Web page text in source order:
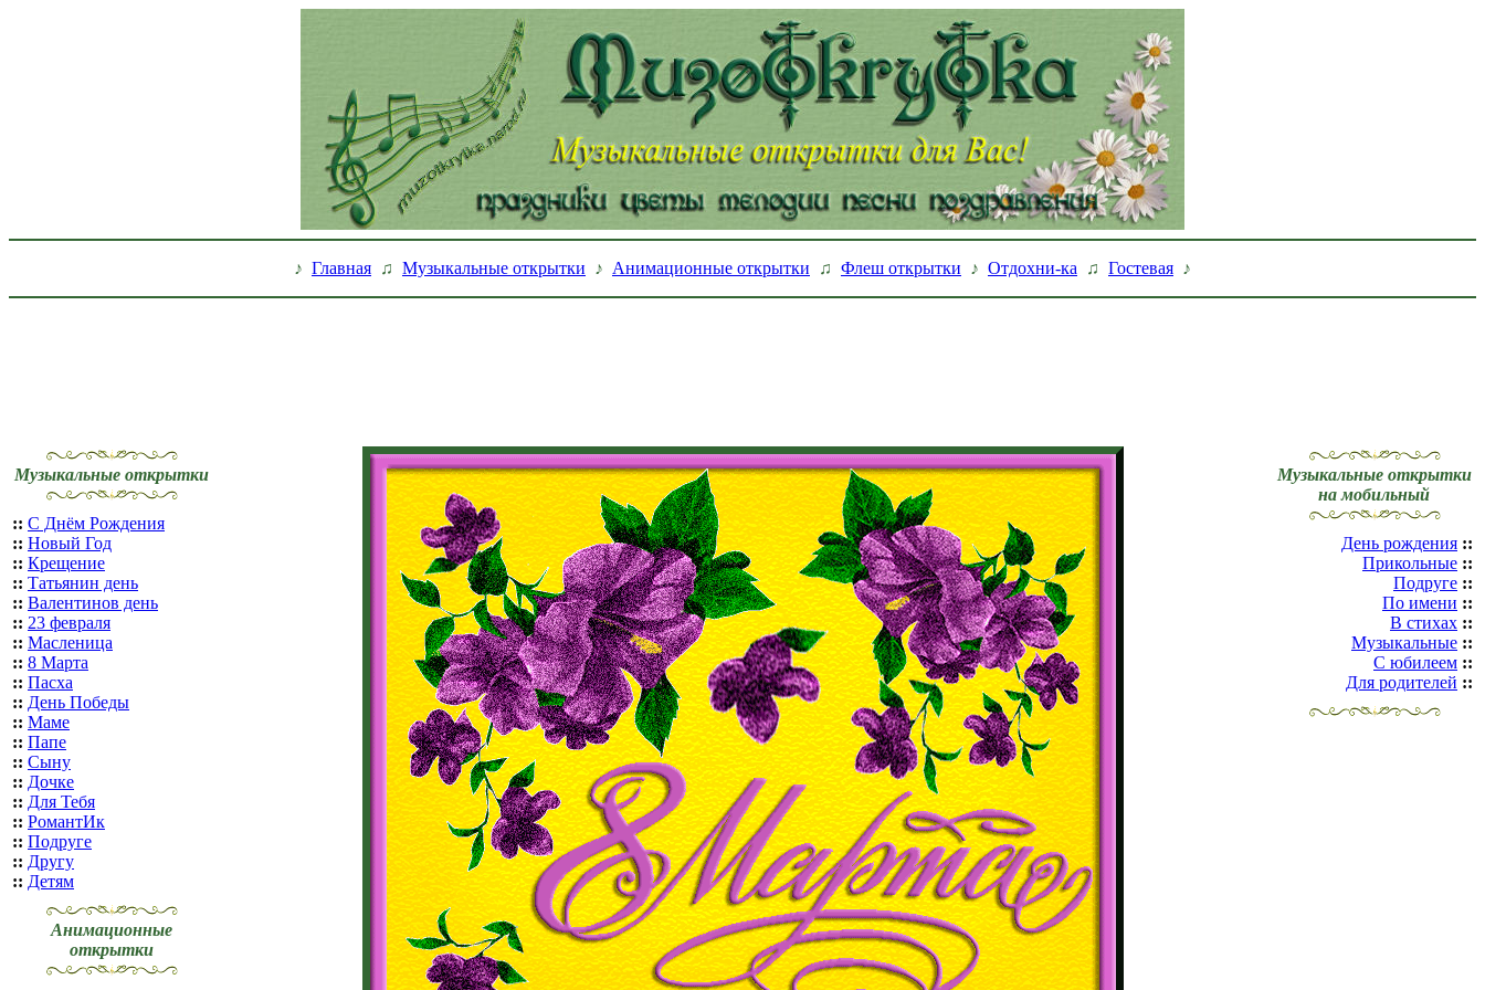
♪ Главная ♫ Музыкальные открытки ♪ Анимационные открытки ♫ Флеш открытки ♪ Отдохни-ка ♫ Гостевая ♪
Музыкальные открытки
:: С Днём Рождения
:: Новый Год
:: Крещение
:: Татьянин день
:: Валентинов день
:: 23 февраля
:: Масленица
:: 8 Марта
:: Пасха
:: День Победы
:: Маме
:: Папе
:: Сыну
:: Дочке
:: Для Тебя
:: РомантИк
:: Подруге
:: Другу
:: Детям
Анимационные
открытки
Музыкальные открытки
на мобильный
День рождения ::
Прикольные ::
Подруге ::
По имени ::
В стихах ::
Музыкальные ::
С юбилеем ::
Для родителей ::